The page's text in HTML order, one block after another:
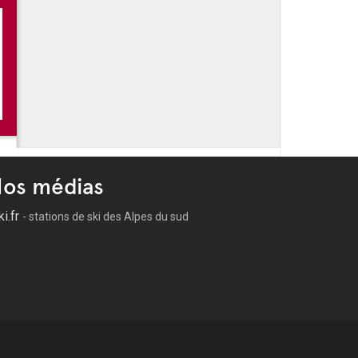
médias
- stations de ski des Alpes du sud